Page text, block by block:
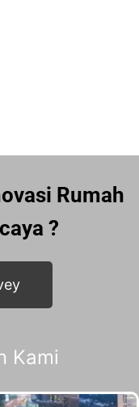
Rumah
?
Kami